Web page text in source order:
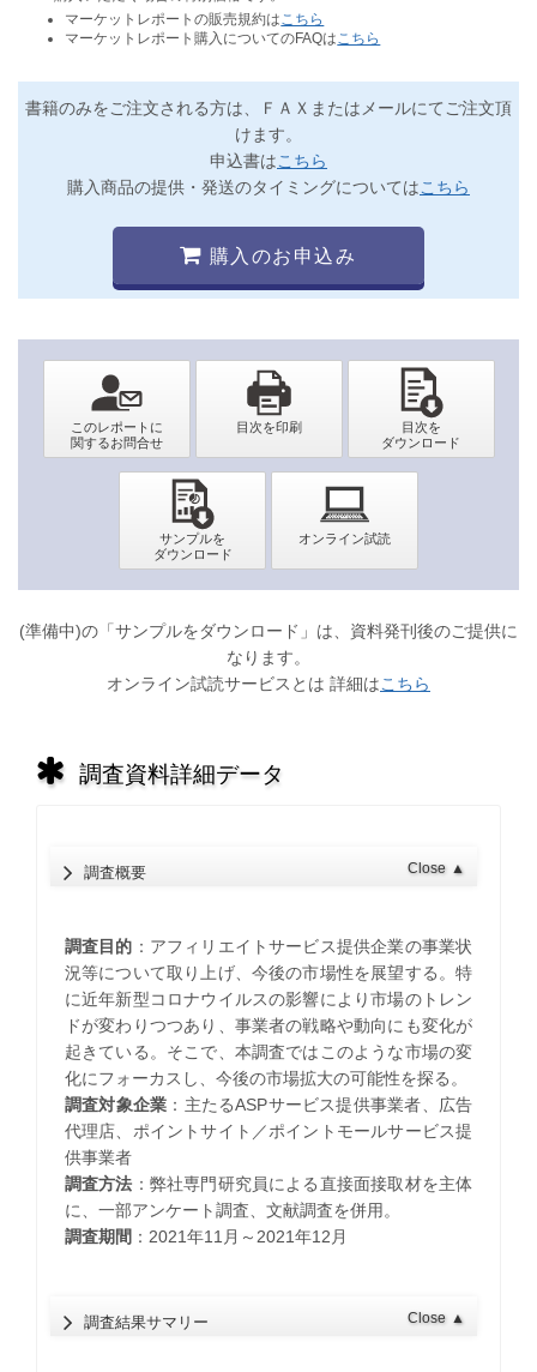
マーケットレポートの販売規約は こちら
マーケットレポート購入についてのFAQは こちら
書籍のみをご注文される方は、ＦＡＸまたはメールにてご注文頂
けます。
申込書はこちら
購入商品の提供・発送のタイミングについてはこちら
購入のお申込み
(準備中)の「サンプルをダウンロード」は、資料発刊後のご提供に
なります。
オンライン試読サービスとは 詳細はこちら
調査資料詳細データ
調査概要 Close ▲
調査目的 ：アフィリエイトサービス提供企業の事業状
況等について取り上げ、今後の市場性を展望する。特
に近年新型コロナウイルスの影響により市場のトレン
ドが変わりつつあり、事業者の戦略や動向にも変化が
起きている。そこで、本調査ではこのような市場の変
化にフォーカスし、今後の市場拡大の可能性を探る。
調査対象企業 ：主たるASPサービス提供事業者、広告
代理店、ポイントサイト／ポイントモールサービス提
供事業者
調査方法 ：弊社専門研究員による直接面接取材を主体
に、一部アンケート調査、文献調査を併用。
調査期間 ：2021年11月～2021年12月
調査結果サマリー Close ▲